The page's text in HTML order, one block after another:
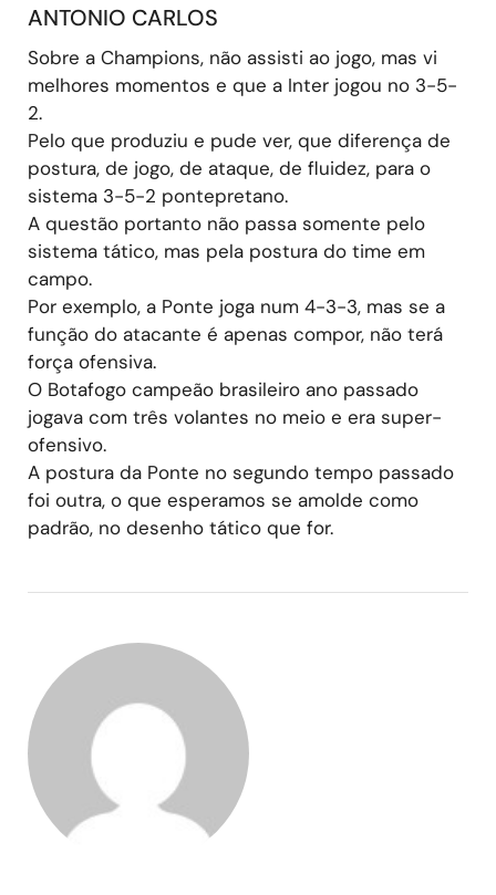
ANTONIO CARLOS
Sobre a Champions, não assisti ao jogo, mas vi
melhores momentos e que a Inter jogou no 3-5-
2.
Pelo que produziu e pude ver, que diferença de
postura, de jogo, de ataque, de fluidez, para o
sistema 3-5-2 pontepretano.
A questão portanto não passa somente pelo
sistema tático, mas pela postura do time em
campo.
Por exemplo, a Ponte joga num 4-3-3, mas se a
função do atacante é apenas compor, não terá
força ofensiva.
O Botafogo campeão brasileiro ano passado
jogava com três volantes no meio e era super-
ofensivo.
A postura da Ponte no segundo tempo passado
foi outra, o que esperamos se amolde como
padrão, no desenho tático que for.